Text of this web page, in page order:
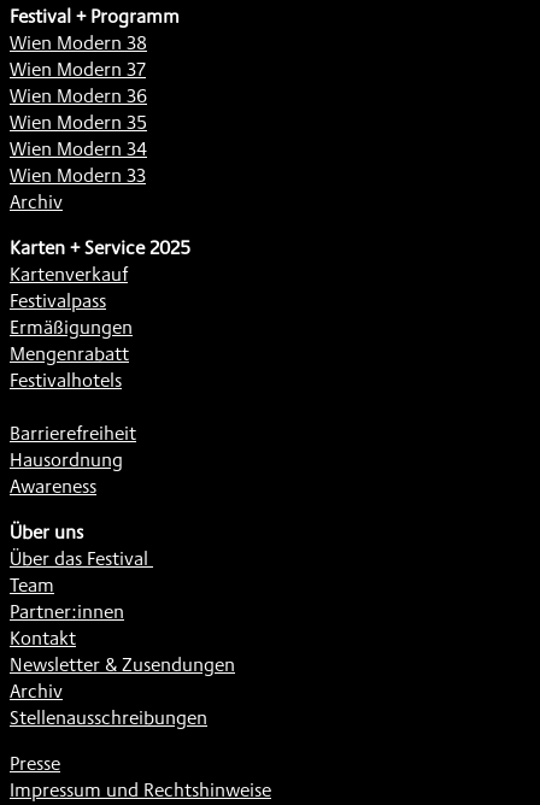
Festival + Programm
Wien Modern 38
Wien Modern 37
Wien Modern 36
Wien Modern 35
Wien Modern 34
Wien Modern 33
Archiv
Karten + Service 2025
Kartenverkauf
Festivalpass
Ermäßigungen
Mengenrabatt
Festivalhotels
Barrierefreiheit
Hausordnung
Awareness
Über uns
Über das Festival
Team
Partner:innen
Kontakt
Newsletter & Zusendungen
Archiv
Stellenausschreibungen
Presse
Impressum und Rechtshinweise